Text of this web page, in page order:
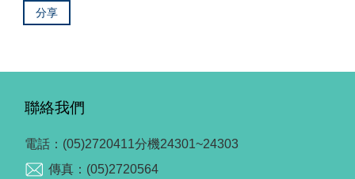
分享
聯絡我們
電話：(05)2720411分機24301~24303
傳真：(05)2720564